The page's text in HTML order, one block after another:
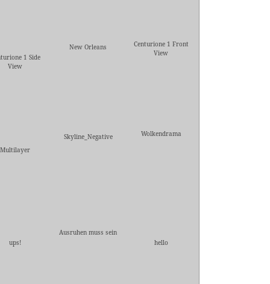
1 Side
View
New Orleans
Centurione 1 Front
View
Multilayer
Skyline_Negative Wolkendrama
ups!
Ausruhen muss sein
hello